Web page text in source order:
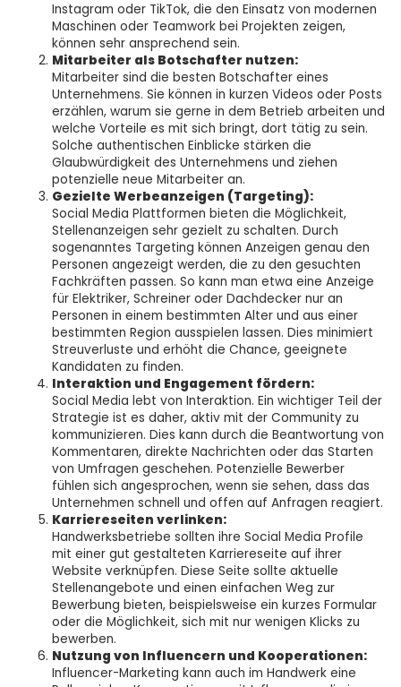
Instagram oder TikTok, die den Einsatz von modernen
Maschinen oder Teamwork bei Projekten zeigen,
können sehr ansprechend sein.
Mitarbeiter als Botschafter nutzen:
Mitarbeiter sind die besten Botschafter eines
Unternehmens. Sie können in kurzen Videos oder Posts
erzählen, warum sie gerne in dem Betrieb arbeiten und
welche Vorteile es mit sich bringt, dort tätig zu sein.
Solche authentischen Einblicke stärken die
Glaubwürdigkeit des Unternehmens und ziehen
potenzielle neue Mitarbeiter an.
Gezielte Werbeanzeigen (Targeting):
Social Media Plattformen bieten die Möglichkeit,
Stellenanzeigen sehr gezielt zu schalten. Durch
sogenanntes Targeting können Anzeigen genau den
Personen angezeigt werden, die zu den gesuchten
Fachkräften passen. So kann man etwa eine Anzeige
für Elektriker, Schreiner oder Dachdecker nur an
Personen in einem bestimmten Alter und aus einer
bestimmten Region ausspielen lassen. Dies minimiert
Streuverluste und erhöht die Chance, geeignete
Kandidaten zu finden.
Interaktion und Engagement fördern:
Social Media lebt von Interaktion. Ein wichtiger Teil der
Strategie ist es daher, aktiv mit der Community zu
kommunizieren. Dies kann durch die Beantwortung von
Kommentaren, direkte Nachrichten oder das Starten
von Umfragen geschehen. Potenzielle Bewerber
fühlen sich angesprochen, wenn sie sehen, dass das
Unternehmen schnell und offen auf Anfragen reagiert.
Karriereseiten verlinken:
Handwerksbetriebe sollten ihre Social Media Profile
mit einer gut gestalteten Karriereseite auf ihrer
Website verknüpfen. Diese Seite sollte aktuelle
Stellenangebote und einen einfachen Weg zur
Bewerbung bieten, beispielsweise ein kurzes Formular
oder die Möglichkeit, sich mit nur wenigen Klicks zu
bewerben.
Nutzung von Influencern und Kooperationen:
Influencer-Marketing kann auch im Handwerk eine